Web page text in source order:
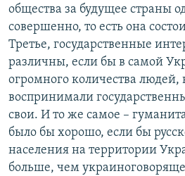
общества за будущее страны
совершенно, то есть она
Третье, государственные
различны, если бы в самой
огромного количества людей,
воспринимали
свои. И то же самое –
было бы хорошо, если бы
населения на территории
больше, чем